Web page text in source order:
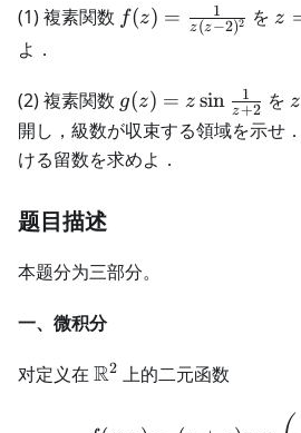
(1) 複素関数 f(z) =
2)^2}
f(z) = z(z−2)2
1 を z
z
よ．
(2) 複素関数 g(z) =
z\sin\frac{1}
{z + 2}
g(z) = z sin z+2
1 を z
z
開し，級数が収束する領域を示せ
ける留数を求めよ．
题目描述
本题分为三部分。
一、微积分
对定义在 \mathbb
R2 上的二元函数